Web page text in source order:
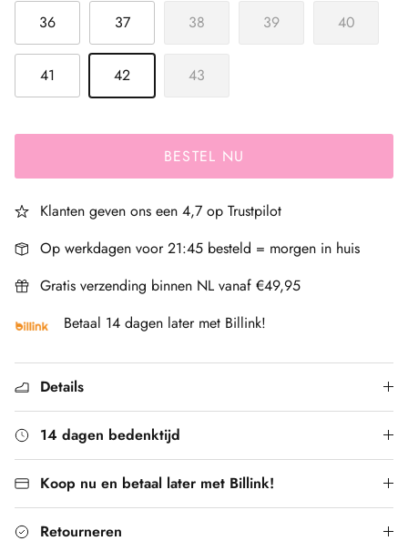
36
37 38 39 40
41 42 43
BESTEL NU
Klanten geven ons een 4,7 op Trustpilot
Op werkdagen voor 21:45 besteld = morgen in huis
Gratis verzending binnen NL vanaf €49,95
Betaal 14 dagen later met Billink!
Details
14 dagen bedenktijd
Koop nu en betaal later met Billink!
Retourneren